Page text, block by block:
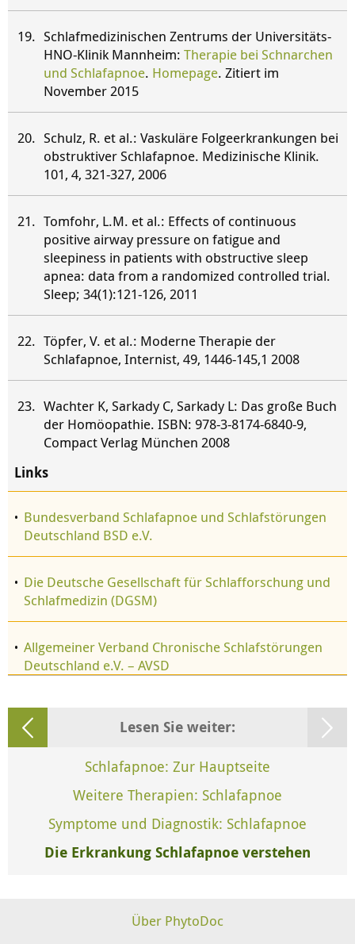
Schlafmedizinischen Zentrums der Universitäts-
HNO-Klinik Mannheim: Therapie bei Schnarchen
und Schlafapnoe. Homepage. Zitiert im
November 2015
Schulz, R. et al.: Vaskuläre Folgeerkrankungen bei
obstruktiver Schlafapnoe. Medizinische Klinik.
101, 4, 321-327, 2006
Tomfohr, L.M. et al.: Effects of continuous
positive airway pressure on fatigue and
sleepiness in patients with obstructive sleep
apnea: data from a randomized controlled trial.
Sleep; 34(1):121-126, 2011
Töpfer, V. et al.: Moderne Therapie der
Schlafapnoe, Internist, 49, 1446-145,1 2008
Wachter K, Sarkady C, Sarkady L: Das große Buch
der Homöopathie. ISBN: 978-3-8174-6840-9,
Compact Verlag München 2008
Links
Bundesverband Schlafapnoe und Schlafstörungen
Deutschland BSD e.V.
Die Deutsche Gesellschaft für Schlafforschung und
Schlafmedizin (DGSM)
Allgemeiner Verband Chronische Schlafstörungen
Deutschland e.V. – AVSD
Lesen Sie weiter:
Schlafapnoe: Zur Hauptseite
Weitere Therapien: Schlafapnoe
Symptome und Diagnostik: Schlafapnoe
Die Erkrankung Schlafapnoe verstehen
Über PhytoDoc